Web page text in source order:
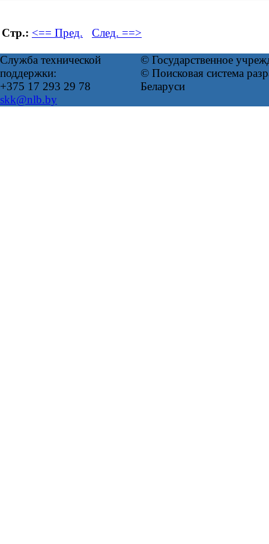
Стр.: <== Пред. След. ==>
Служба технической
поддержки:
+375 17 293 29 78
skk@nlb.by
© Государственное
© Поисковая система
Беларуси